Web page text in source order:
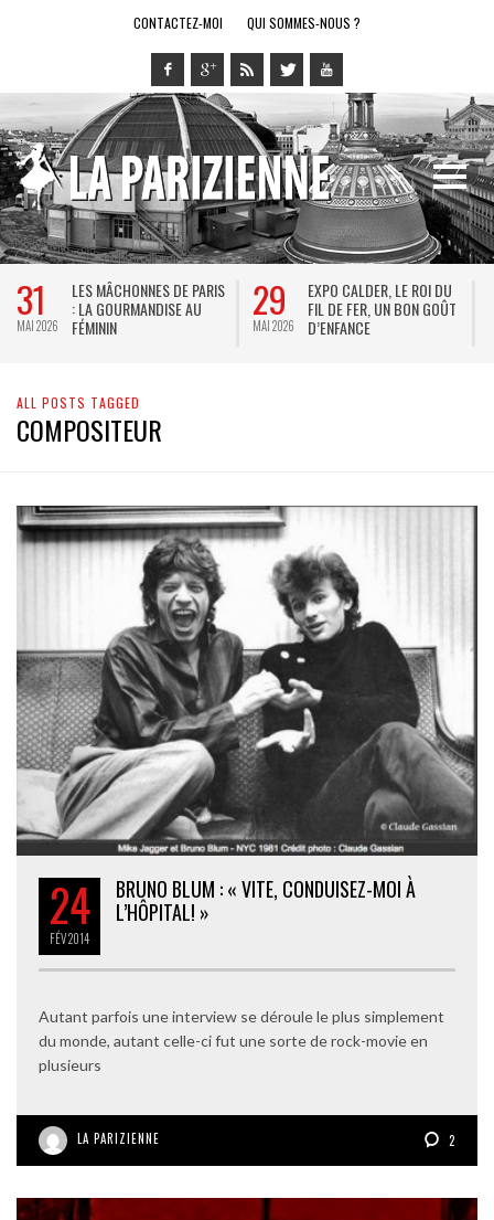
CONTACTEZ-MOI QUI SOMMES-NOUS ?
31
MAI 2026
LES MÂCHONNES DE PARIS
: LA GOURMANDISE AU
FÉMININ
29
MAI 2026
EXPO CALDER, LE ROI DU
FIL DE FER, UN BON GOÛT
D’ENFANCE
ALL POSTS TAGGED
COMPOSITEUR
24
FÉV2014
BRUNO BLUM : « VITE, CONDUISEZ-MOI À
L’HÔPITAL! »
Autant parfois une interview se déroule le plus simplement
du monde, autant celle-ci fut une sorte de rock-movie en
plusieurs
LA PARIZIENNE 2